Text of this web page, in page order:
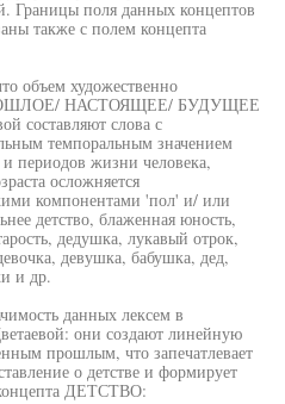
Границы поля данных концептов
также с полем концепта
объем художественно
НАСТОЯЩЕЕ/ БУДУЩЕЕ
составляют слова с
темпоральным значением
периодов жизни человека,
осложняется
компонентами 'пол' и/ или
детство, блаженная юность,
дедушка, лукавый отрок,
девушка, бабушка, дед,
и др.
данных лексем в
они создают линейную
прошлым, что запечатлевает
о детстве и формирует
ДЕТСТВО: